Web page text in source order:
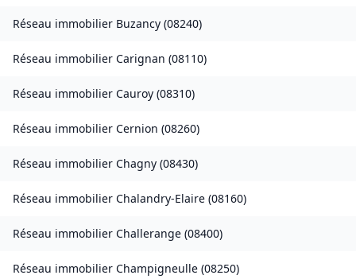
Réseau immobilier Buzancy (08240)
Réseau immobilier Carignan (08110)
Réseau immobilier Cauroy (08310)
Réseau immobilier Cernion (08260)
Réseau immobilier Chagny (08430)
Réseau immobilier Chalandry-Elaire (08160)
Réseau immobilier Challerange (08400)
Réseau immobilier Champigneulle (08250)